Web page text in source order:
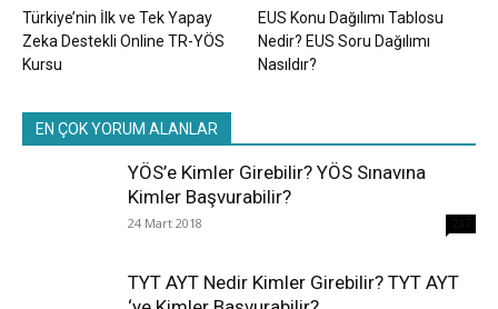
Türkiye’nin İlk ve Tek Yapay
Zeka Destekli Online TR-YÖS
Kursu
EUS Konu Dağılımı Tablosu
Nedir? EUS Soru Dağılımı
Nasıldır?
EN ÇOK YORUM ALANLAR
YÖS’e Kimler Girebilir? YÖS Sınavına
Kimler Başvurabilir?
24 Mart 2018
TYT AYT Nedir Kimler Girebilir? TYT AYT